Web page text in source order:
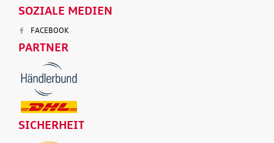
SOZIALE MEDIEN
FACEBOOK
PARTNER
SICHERHEIT